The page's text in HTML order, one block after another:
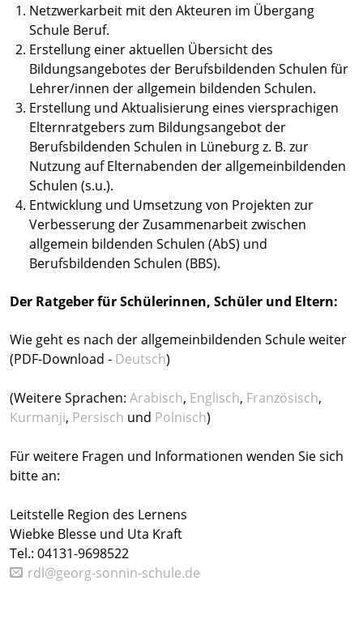
Netzwerkarbeit mit den Akteuren im Übergang
Schule Beruf.
Erstellung einer aktuellen Übersicht des
Bildungsangebotes der Berufsbildenden Schulen für
Lehrer/innen der allgemein bildenden Schulen.
Erstellung und Aktualisierung eines viersprachigen
Elternratgebers zum Bildungsangebot der
Berufsbildenden Schulen in Lüneburg z. B. zur
Nutzung auf Elternabenden der allgemeinbildenden
Schulen (s.u.).
Entwicklung und Umsetzung von Projekten zur
Verbesserung der Zusammenarbeit zwischen
allgemein bildenden Schulen (AbS) und
Berufsbildenden Schulen (BBS).
Der Ratgeber für Schülerinnen, Schüler und Eltern:
Wie geht es nach der allgemeinbildenden Schule weiter
(PDF-Download - Deutsch)
(Weitere Sprachen: Arabisch, Englisch, Französisch,
Kurmanji, Persisch und Polnisch)
Für weitere Fragen und Informationen wenden Sie sich
bitte an:
Leitstelle Region des Lernens
Wiebke Blesse und Uta Kraft
Tel.: 04131-9698522
rdl@georg-sonnin-schule.de